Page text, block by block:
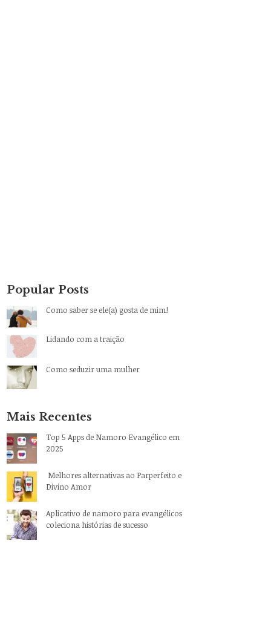
Popular Posts
Como saber se ele(a) gosta de mim!
Lidando com a traição
Como seduzir uma mulher
Mais Recentes
Top 5 Apps de Namoro Evangélico em
2025
Melhores alternativas ao Parperfeito e
Divino Amor
Aplicativo de namoro para evangélicos
coleciona histórias de sucesso